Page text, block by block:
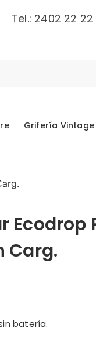
Tel.: 2402 22 22
Grifería Vintage
Carg.
batería.